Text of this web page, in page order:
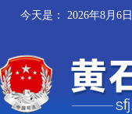
今天是： 2026年8月6